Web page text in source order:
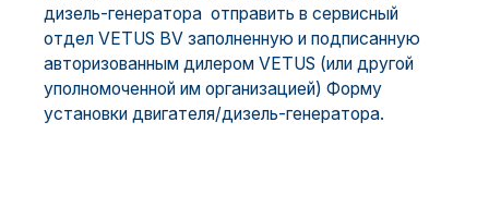
дизель-генератора отправить в сервисный
отдел VETUS BV заполненную и подписанную
авторизованным дилером VETUS (или другой
уполномоченной им организацией) Форму
установки двигателя/дизель-генератора.